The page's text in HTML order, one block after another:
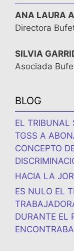
ANA LAURA
Directora
SILVIA
Asociada
BLOG
EL TRIBUNAL
TGSS A
CONCEPTO
HACIA LA
ES NULO EL
DURANTE EL